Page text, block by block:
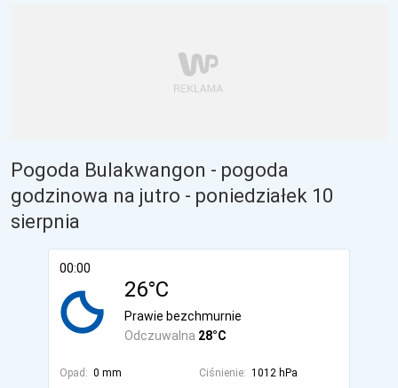
Pogoda Bulakwangon - pogoda
godzinowa na jutro - poniedziałek 10
sierpnia
00:00
26°C
Odczuwalna 28°C
Prawie bezchmurnie
Opad: 0 mm Ciśnienie: 1012 hPa